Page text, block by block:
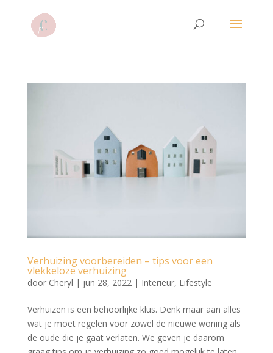
Verhuizing voorbereiden – tips voor een
vlekkeloze verhuizing
door Cheryl | jun 28, 2022| Interieur, Lifestyle
Verhuizen is een behoorlijke klus. Denk maar aan alles
wat je moet regelen voor zowel de nieuwe woning als
de oude die je gaat verlaten. We geven je daarom